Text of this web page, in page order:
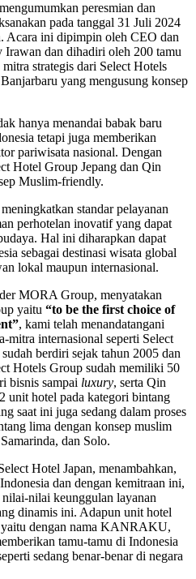
peresmian dan
pada tanggal 31 Juli 2024
ini dipimpin oleh CEO dan
dan dihadiri oleh 200 tamu
strategis dari Select Hotels
yang mengusung konsep
hanya menandai babak baru
tetapi juga memberikan
pariwisata nasional. Dengan
Hotel Group Jepang dan Qin
Muslim-friendly.
standar pelayanan
perhotelan inovatif yang dapat
Hal ini diharapkan dapat
sebagai destinasi wisata global
lokal maupun internasional.
MORA Group, menyatakan
yaitu “to be the first choice of
, kami telah menandatangani
mitra internasional seperti Select
berdiri sejak tahun 2005 dan
Hotels Group sudah memiliki 50
bisnis sampai luxury, serta Qin
unit hotel pada kategori bintang
saat ini juga sedang dalam proses
lima dengan konsep muslim
dan Solo.
Hotel Japan, menambahkan,
dan dengan kemitraan ini,
nilai keunggulan layanan
dinamis ini. Adapun unit hotel
dengan nama KANRAKU,
tamu-tamu di Indonesia
sedang benar-benar di negara